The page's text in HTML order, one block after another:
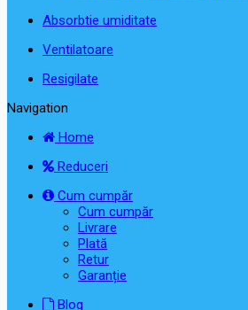
Absorbtie umiditate
Ventilatoare
Resigilate
Navigation
Home
Reduceri
Cum cumpăr
Cum cumpăr
Livrare
Plată
Retur
Garanție
Blog